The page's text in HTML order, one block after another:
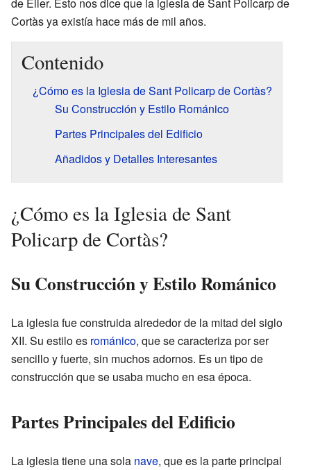
Cortàs ya existía hace más de mil años.
Contenido
¿Cómo es la Iglesia de Sant Policarp de Cortàs?
Su Construcción y Estilo Románico
Partes Principales del Edificio
Añadidos y Detalles Interesantes
¿Cómo es la Iglesia de Sant
Policarp de Cortàs?
Su Construcción y Estilo Románico
La iglesia fue construida alrededor de la mitad del siglo
XII. Su estilo es románico, que se caracteriza por ser
sencillo y fuerte, sin muchos adornos. Es un tipo de
construcción que se usaba mucho en esa época.
Partes Principales del Edificio
La iglesia tiene una sola nave, que es la parte principal